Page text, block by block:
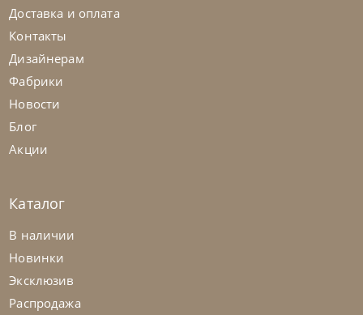
Natisa
Стул Queen
Доставка и оплата
Контакты
Дизайнерам
Фабрики
Новости
Блог
Акции
Каталог
В наличии
Новинки
Эксклюзив
Распродажа